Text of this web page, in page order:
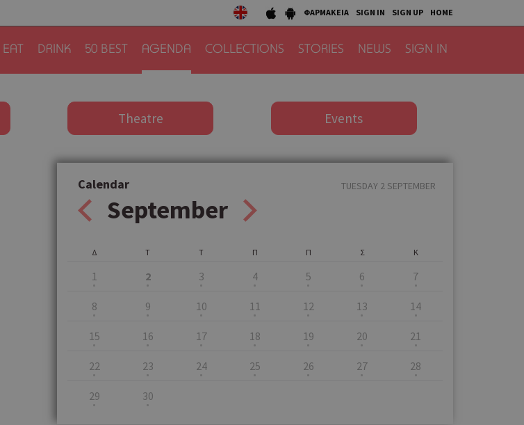
ΦΑΡΜΑΚΕΙΑ SIGN IN SIGN UP HOME
EAT DRINK 50 BEST AGENDA COLLECTIONS STORIES NEWS SIGN IN
Theatre Events
Calendar
September
TUESDAY 2 SEPTEMBER
Δ
1
Τ
2
Τ
3
Π
4
Π
5
Σ
6
Κ
7
8 9 10 11 12 13 14
15 16 17 18 19 20 21
22 23 24 25 26 27 28
29 30